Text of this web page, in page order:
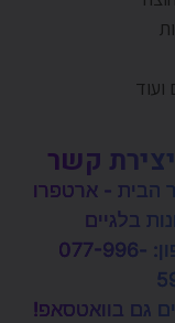
ועוד
קשר
הבית - ארטפרו
בלגיים
טלפון: 077-996-
גם בוואטסאפ!